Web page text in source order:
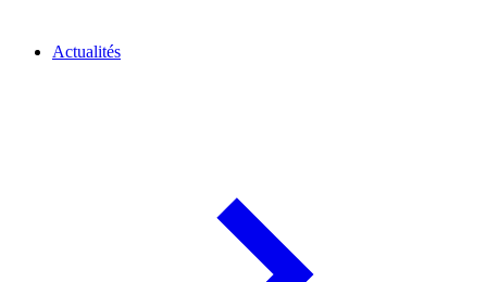
Actualités